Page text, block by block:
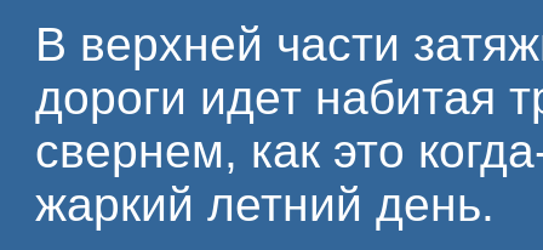
В верхней части
дороги идет набитая
свернем, как это
жаркий летний день.